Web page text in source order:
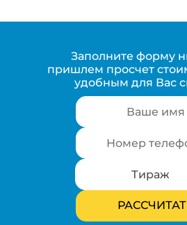
Заполните форму
пришлем просчет
удобным для Вас